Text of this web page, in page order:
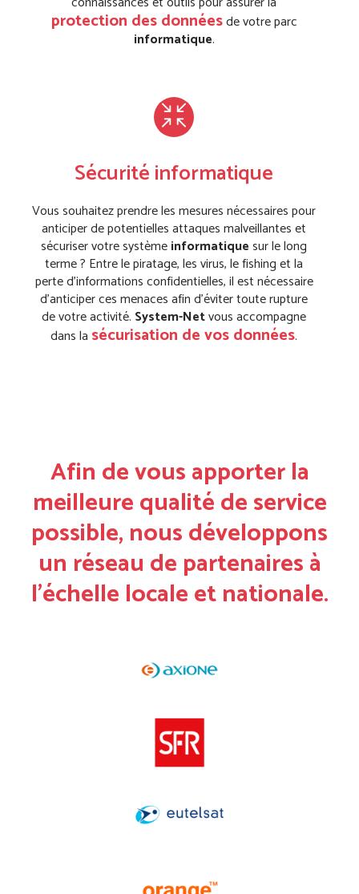
protection des donnéesde votre parc
informatique.
Sécurité informatique
Vous souhaitez prendre les mesures nécessaires pour
anticiper de potentielles attaques malveillantes et
sécuriser votre systèmeinformatiquesur le long
terme ? Entre le piratage, les virus, le fishing et la
perte d’informations confidentielles, il est nécessaire
d’anticiper ces menaces afin d’éviter toute rupture
de votre activité. System-Netvous accompagne
dans la sécurisation de vos données.
Afin de vous apporter la
meilleure qualité de service
possible, nous développons
un réseau de partenaires à
l’échelle locale et nationale.